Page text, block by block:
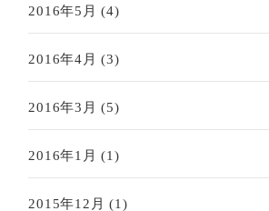
2016年5月 (4)
2016年4月 (3)
2016年3月 (5)
2016年1月 (1)
2015年12月 (1)